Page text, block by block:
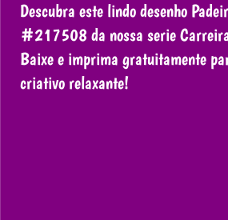
Descubra este lindo desenho
#217508 da nossa serie
Baixe e imprima gratuitamente
criativo relaxante!